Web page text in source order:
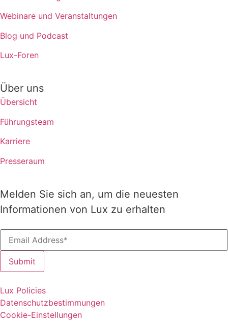
Webinare und Veranstaltungen
Blog und Podcast
Lux-Foren
Über uns
Übersicht
Führungsteam
Karriere
Presseraum
Melden Sie sich an, um die neuesten
Informationen von Lux zu erhalten
Lux Policies
Datenschutzbestimmungen
Cookie-Einstellungen